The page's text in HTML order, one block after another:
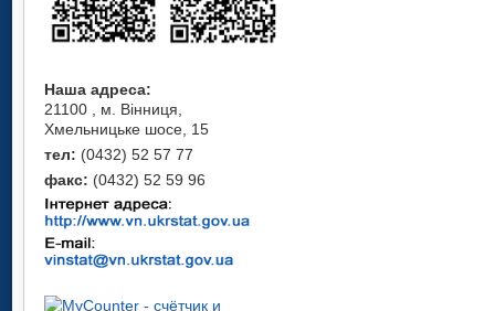
Наша адреса:
21100 , м. Вінниця,
Хмельницьке шосе, 15
тел: (0432) 52 57 77
факс: (0432) 52 59 96